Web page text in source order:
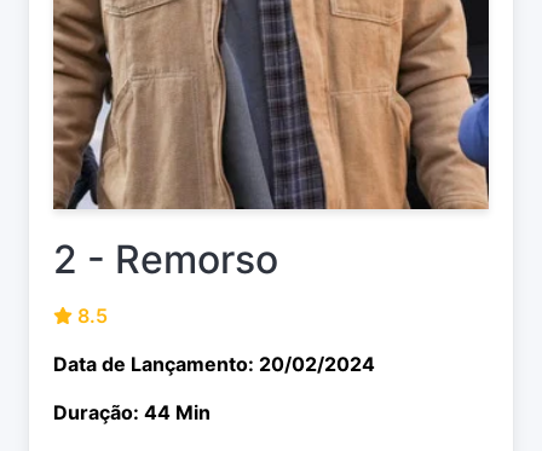
2 - Remorso
8.5
Data de Lançamento: 20/02/2024
Duração: 44 Min